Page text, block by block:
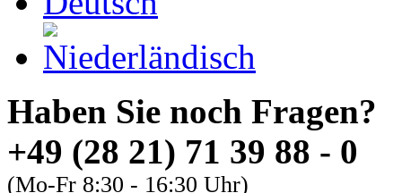
Haben Sie noch
+49 (28 21) 71 39 88 - 0
(Mo-Fr 8:30 - 16:30 Uhr)